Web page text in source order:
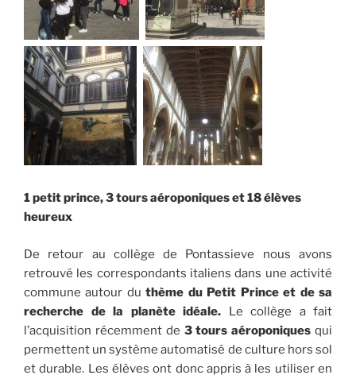
1 petit prince, 3 tours aéroponiques et 18 élèves
heureux
De retour au collège de Pontassieve nous avons
retrouvé les correspondants italiens dans une activité
commune autour du thème du Petit Prince et de sa
recherche de la planète idéale. Le collège a fait
l’acquisition récemment de 3 tours aéroponiques qui
permettent un système automatisé de culture hors sol
et durable. Les élèves ont donc appris à les utiliser en